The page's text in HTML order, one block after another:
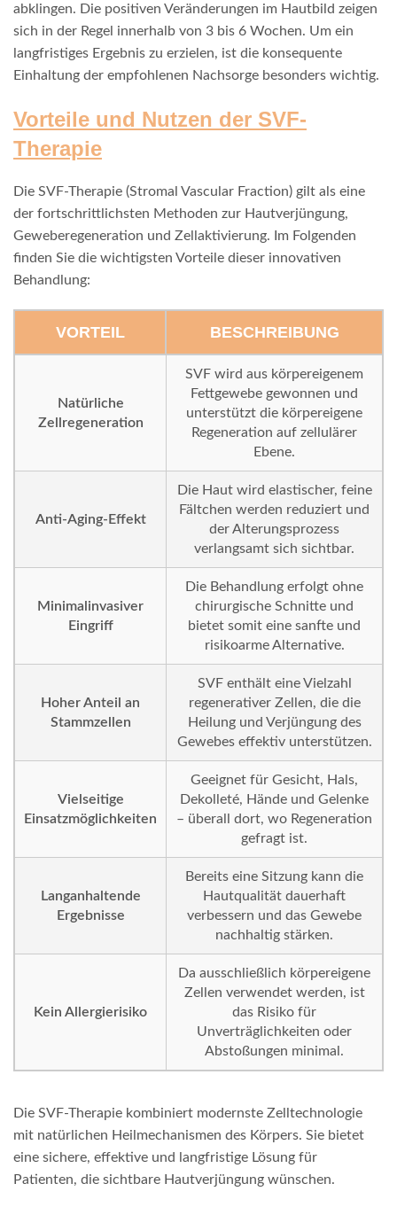
abklingen. Die positiven Veränderungen im Hautbild zeigen
sich in der Regel innerhalb von 3 bis 6 Wochen. Um ein
langfristiges Ergebnis zu erzielen, ist die konsequente
Einhaltung der empfohlenen Nachsorge besonders wichtig.
Vorteile und Nutzen der SVF-
Therapie
Die SVF-Therapie (Stromal Vascular Fraction) gilt als eine
der fortschrittlichsten Methoden zur Hautverjüngung,
Geweberegeneration und Zellaktivierung. Im Folgenden
finden Sie die wichtigsten Vorteile dieser innovativen
Behandlung:
VORTEIL BESCHREIBUNG
Natürliche
Zellregeneration
SVF wird aus körpereigenem
Fettgewebe gewonnen und
unterstützt die körpereigene
Regeneration auf zellulärer
Ebene.
Anti-Aging-Effekt
Die Haut wird elastischer, feine
Fältchen werden reduziert und
der Alterungsprozess
verlangsamt sich sichtbar.
Minimalinvasiver
Eingriff
Die Behandlung erfolgt ohne
chirurgische Schnitte und
bietet somit eine sanfte und
risikoarme Alternative.
Hoher Anteil an
Stammzellen
SVF enthält eine Vielzahl
regenerativer Zellen, die die
Heilung und Verjüngung des
Gewebes effektiv unterstützen.
Vielseitige
Einsatzmöglichkeiten
Geeignet für Gesicht, Hals,
Dekolleté, Hände und Gelenke
– überall dort, wo Regeneration
gefragt ist.
Langanhaltende
Ergebnisse
Bereits eine Sitzung kann die
Hautqualität dauerhaft
verbessern und das Gewebe
nachhaltig stärken.
Kein Allergierisiko
Da ausschließlich körpereigene
Zellen verwendet werden, ist
das Risiko für
Unverträglichkeiten oder
Abstoßungen minimal.
Die SVF-Therapie kombiniert modernste Zelltechnologie
mit natürlichen Heilmechanismen des Körpers. Sie bietet
eine sichere, effektive und langfristige Lösung für
Patienten, die sichtbare Hautverjüngung wünschen.